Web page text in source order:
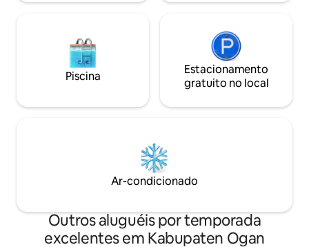
Piscina
Estacionamento
gratuito no local
Ar-condicionado
Outros aluguéis por temporada
excelentes em Kabupaten Ogan